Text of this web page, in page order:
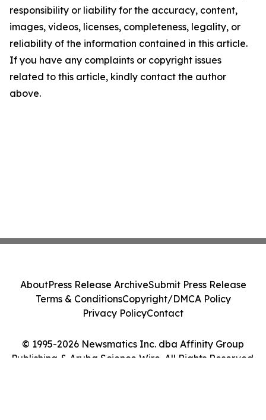
responsibility or liability for the accuracy, content,
images, videos, licenses, completeness, legality, or
reliability of the information contained in this article.
If you have any complaints or copyright issues
related to this article, kindly contact the author
above.
© 1995-2026 Newsmatics Inc. dba Affinity Group
Publishing & Aruba Science Wire. All Rights Reserved.
AboutPress Release ArchiveSubmit Press Release
Terms & ConditionsCopyright/DMCA Policy
Privacy PolicyContact